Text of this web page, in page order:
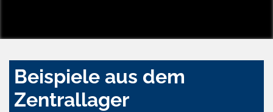
Beispiele aus dem
Zentrallager